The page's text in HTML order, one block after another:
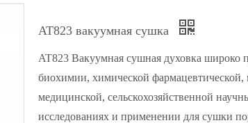
AT823 вакуумная сушка
AT823 Вакуумная сушная духовка широко
биохимии, химической фармацевтической,
медицинской, сельскохозяйственной
исследованиях и применении для сушки